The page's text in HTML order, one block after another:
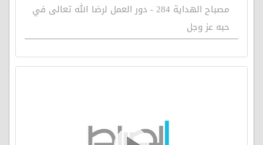
مصباح الهداية 284 - دور العمل لرضا الله تعالى في
حبه عز وجل